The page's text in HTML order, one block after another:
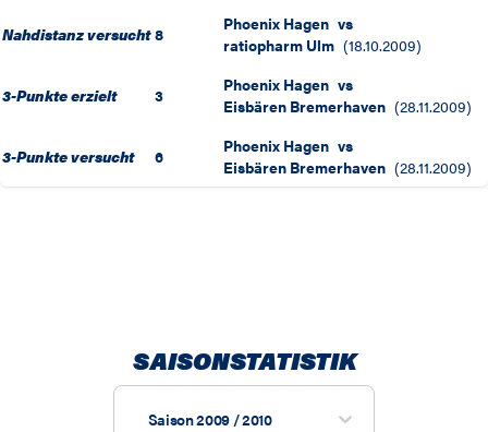
Nahdistanz versucht 8 Phoenix Hagen vs
ratiopharm Ulm (18.10.2009)
3-Punkte erzielt 3 Phoenix Hagen vs
Eisbären Bremerhaven (28.11.2009)
3-Punkte versucht 6 Phoenix Hagen vs
Eisbären Bremerhaven (28.11.2009)
SAISONSTATISTIK
Saison 2009 / 2010